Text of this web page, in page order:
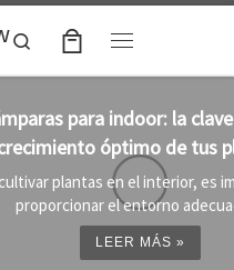
Search
la clave para un
de tus plantas
es importante
adecuado ...